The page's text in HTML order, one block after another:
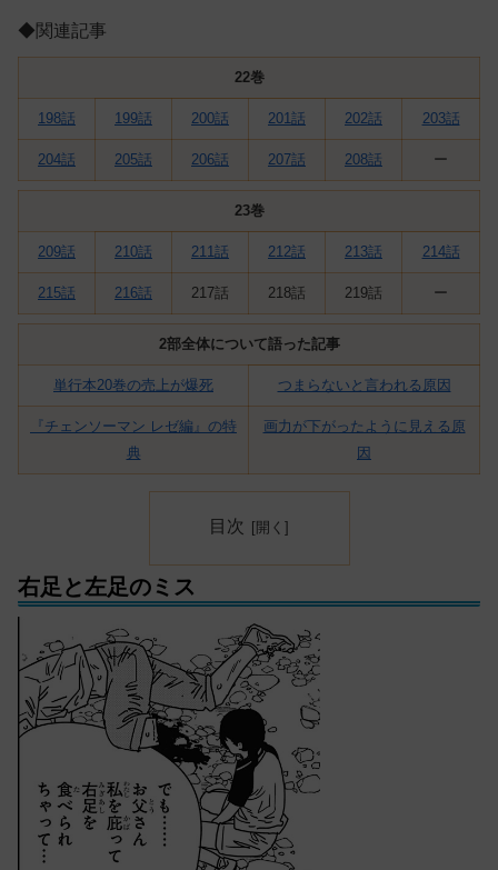
◆関連記事
22巻
198話 199話 200話 201話 202話 203話
204話 205話 206話 207話 208話 ー
23巻
209話 210話 211話 212話 213話 214話
215話 216話 217話 218話 219話 ー
2部全体について語った記事
単行本20巻の売上が爆死 つまらないと言われる原因
『チェンソーマン レゼ編』の特
典
画力が下がったように見える原
因
目次
右足と左足のミス